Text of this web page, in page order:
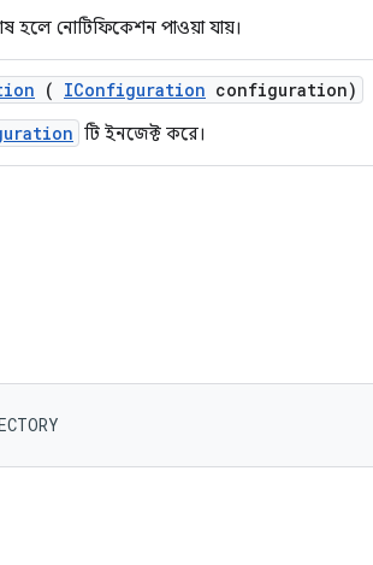
হলে নোটিফিকেশন পাওয়া যায়।
( IConfiguration configuration)
টি ইনজেক্ট করে।